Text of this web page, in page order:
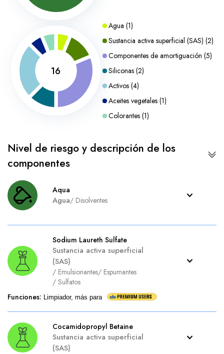
16
Agua (1)
Sustancia activa superficial (SAS) (2)
Componentes de amortiguación (5)
Siliconas(2)
Activos(4)
Aceites vegetales(1)
Colorantes(1)
Nivel de riesgo y descripción de los
componentes
Aqua
Agua/ Disolventes
Sodium Laureth Sulfate
Sustancia activa superficial
(SAS)
/ Emulsionantes/ Espumantes
/ Sulfatos
Funciones: Limpiador, más para
Cocamidopropyl Betaine
Sustancia activa superficial
(SAS)